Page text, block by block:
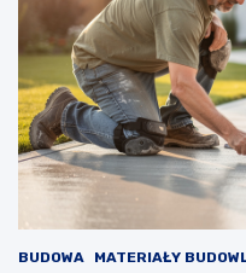
BUDOWA MATERIAŁY